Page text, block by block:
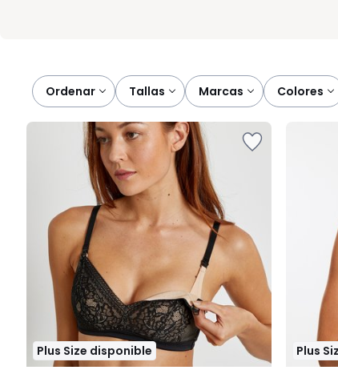
Ordenar tallas marcas colores
Plus Size disponible Plus